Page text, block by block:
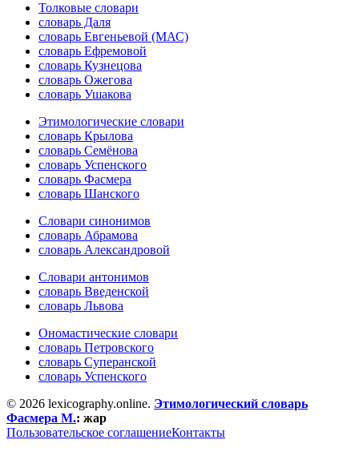
Толковые словари
словарь Даля
словарь Евгеньевой (МАС)
словарь Ефремовой
словарь Кузнецова
словарь Ожегова
словарь Ушакова
Этимологические словари
словарь Крылова
словарь Семёнова
словарь Успенского
словарь Фасмера
словарь Шанского
Словари синонимов
словарь Абрамова
словарь Александровой
Словари антонимов
словарь Введенской
словарь Львова
Ономастические словари
словарь Петровского
словарь Суперанской
словарь Успенского
© 2026 lexicography.online. Этимологический словарь
Фасмера М.: жар
Пользовательское соглашениеКонтакты